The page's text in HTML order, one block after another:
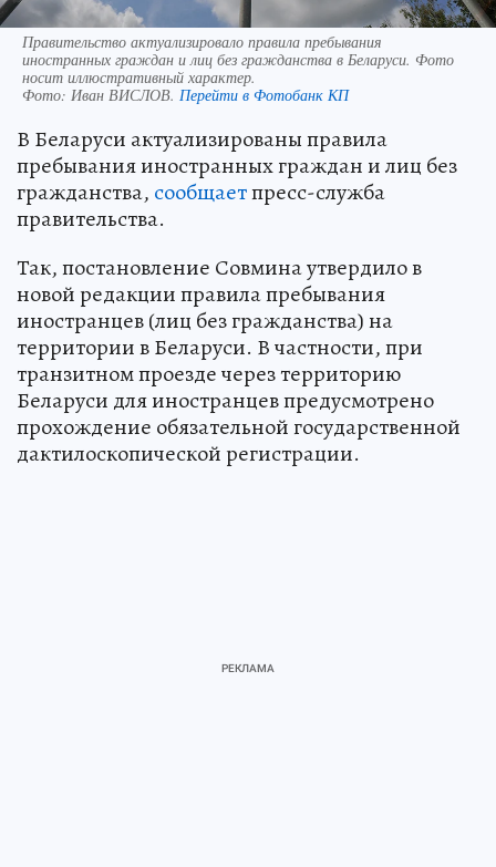
Правительство актуализировало правила пребывания
иностранных граждан и лиц без гражданства в Беларуси. Фото
носит иллюстративный характер.
Фото: Иван ВИСЛОВ. Перейти в Фотобанк КП
В Беларуси актуализированы правила
пребывания иностранных граждан и лиц без
гражданства, сообщаетпресс-служба
правительства.
Так, постановление Совмина утвердило в
новой редакции правила пребывания
иностранцев (лиц без гражданства) на
территории в Беларуси. В частности, при
транзитном проезде через территорию
Беларуси для иностранцев предусмотрено
прохождение обязательной государственной
дактилоскопической регистрации.